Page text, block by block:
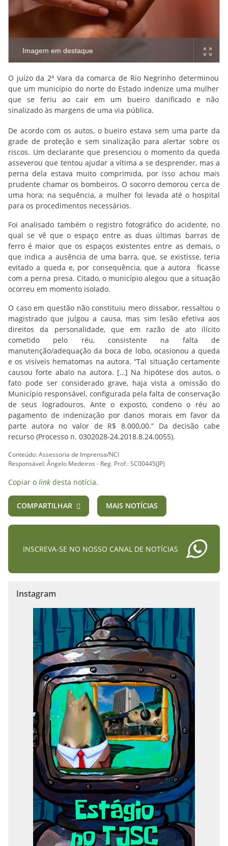
Imagem em destaque
O juízo da 2ª Vara da comarca de Rio Negrinho determinou
que um município do norte do Estado indenize uma mulher
que se feriu ao cair em um bueiro danificado e não
sinalizado às margens de uma via pública.
De acordo com os autos, o bueiro estava sem uma parte da
grade de proteção e sem sinalização para alertar sobre os
riscos. Um declarante que presenciou o momento da queda
asseverou que tentou ajudar a vítima a se desprender, mas a
perna dela estava muito comprimida, por isso achou mais
prudente chamar os bombeiros. O socorro demorou cerca de
uma hora; na sequência, a mulher foi levada até o hospital
para os procedimentos necessários.
Foi analisado também o registro fotográfico do acidente, no
qual se vê que o espaço entre as duas últimas barras de
ferro é maior que os espaços existentes entre as demais, o
que indica a ausência de uma barra, que, se existisse, teria
evitado a queda e, por consequência, que a autora ficasse
com a perna presa. Citado, o município alegou que a situação
ocorreu em momento isolado.
O caso em questão não constituiu mero dissabor, ressaltou o
magistrado que julgou a causa, mas sim lesão efetiva aos
direitos da personalidade, que em razão de ato ilícito
cometido pelo réu, consistente na falta de
manutenção/adequação da boca de lobo, ocasionou a queda
e os visíveis hematomas na autora. “Tal situação certamente
causou forte abalo na autora. […] Na hipótese dos autos, o
fato pode ser considerado grave, haja vista a omissão do
Município responsável, configurada pela falta de conservação
de seus logradouros. Ante o exposto, condeno o réu ao
pagamento de indenização por danos morais em favor da
parte autora no valor de R$ 8.000,00.” Da decisão cabe
recurso (Processo n. 0302028-24.2018.8.24.0055).
Conteúdo: Assessoria de Imprensa/NCI
Responsável: Ângelo Medeiros - Reg. Prof.: SC00445(JP)
Copiar o link desta notícia.
COMPARTILHAR MAIS NOTÍCIAS
INSCREVA-SE NO NOSSO CANAL DE NOTÍCIAS
Instagram